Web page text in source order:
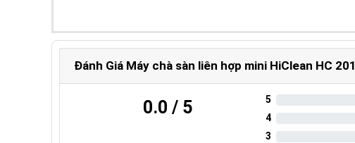
Đánh Giá Máy chà sàn liên hợp mini HiClean HC 201
0.0 / 5 5
4
3